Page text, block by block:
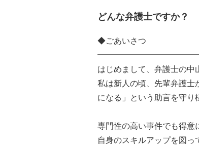
どんな弁護士ですか？
◆ごあいさつ
はじめまして、弁護士の中
私は新人の頃、先輩弁護士
になる」という助言を守り
専門性の高い事件でも得意
自身のスキルアップを図っ